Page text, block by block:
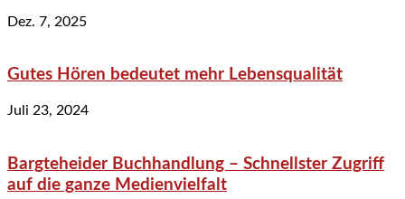
Dez. 7, 2025
Gutes Hören bedeutet mehr Lebensqualität
Juli 23, 2024
Bargteheider Buchhandlung – Schnellster Zugriff
auf die ganze Medienvielfalt